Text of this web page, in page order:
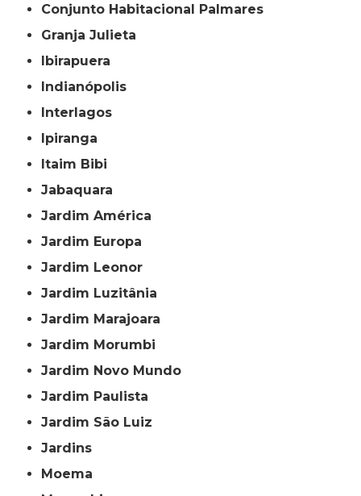
Conjunto Habitacional Palmares
Granja Julieta
Ibirapuera
Indianópolis
Interlagos
Ipiranga
Itaim Bibi
Jabaquara
Jardim América
Jardim Europa
Jardim Leonor
Jardim Luzitânia
Jardim Marajoara
Jardim Morumbi
Jardim Novo Mundo
Jardim Paulista
Jardim São Luiz
Jardins
Moema